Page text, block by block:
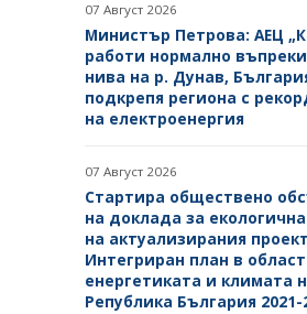
07 Август 2026
Министър Петрова: АЕЦ
работи нормално
нива на р. Дунав,
подкрепя региона с
на електроенергия
07 Август 2026
Стартира обществено
на доклада за
на актуализирания
Интегриран план в
енергетиката и климата
Република България 2021-